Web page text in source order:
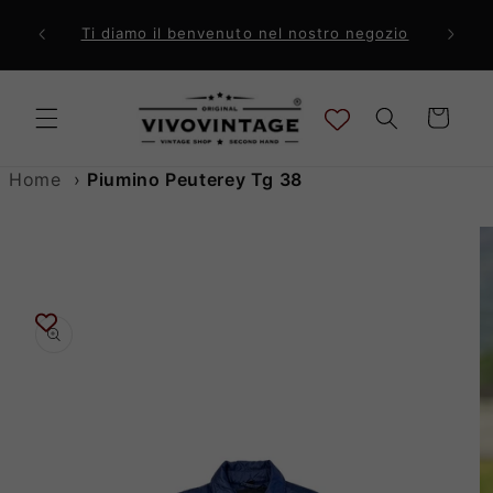
direttamente
ai contenuti
a 99€ Ti diamo il benvenuto nel nostro negozio
Carrello
Home › Piumino Peuterey Tg 38